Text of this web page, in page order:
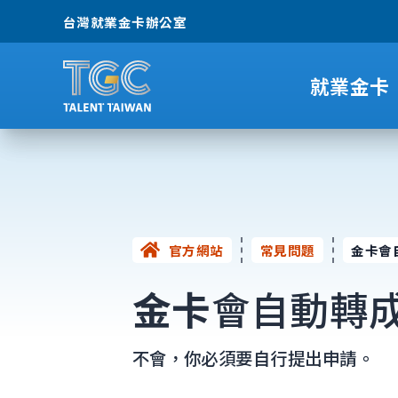
台灣就業金卡辦公室
就業金卡
官方網站 常見問題 金卡會
金卡會自動轉
不會，你必須要自行提出申請。